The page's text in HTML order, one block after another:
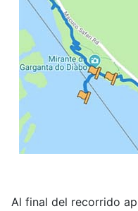
Al final del recorrido